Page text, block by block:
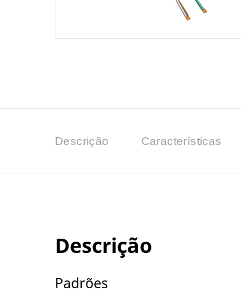
Descrição Características
Descrição
Padrões